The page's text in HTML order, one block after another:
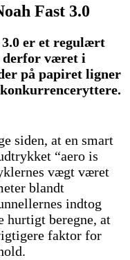
Fast 3.0
3.0 er et regulært
derfor været i
på papiret ligner
siden, at en smart
“aero is
vægt været
blandt
indtog
hurtigt beregne, at
faktor for